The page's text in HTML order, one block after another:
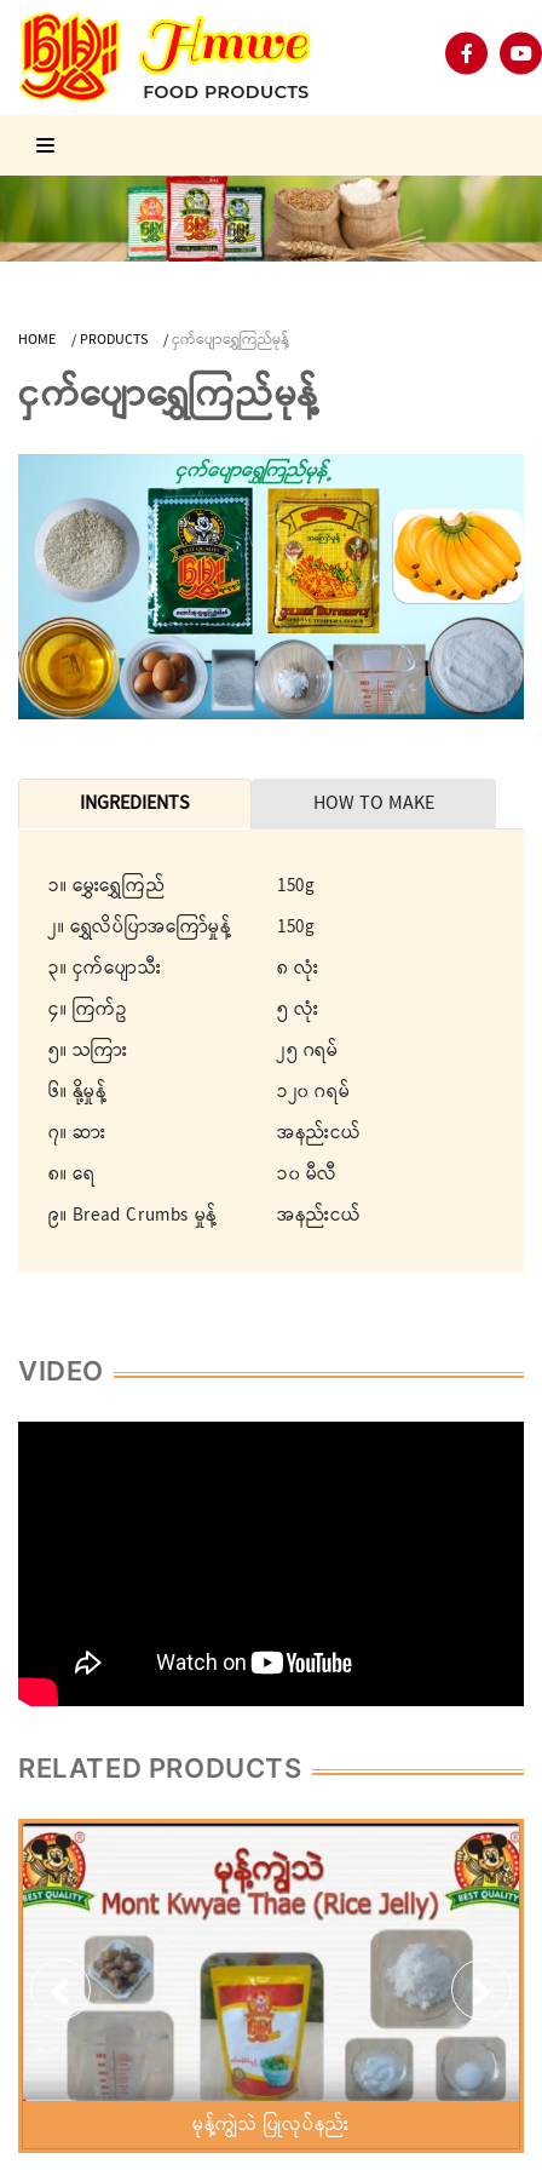
HOME / PRODUCTS /ငှက်ပျောရွှေကြည်မုန့်
ငှက်ပျောရွှေကြည်မုန့်
INGREDIENTS HOW TO MAKE
၁။ မွှေးရွှေကြည်
150g
၂။ ရွှေလိပ်ပြာအကြော်မှုန့်
150g
၃။ ငှက်ပျောသီး
၈ လုံး
၄။ ကြက်ဥ
၅ လုံး
၅။ သကြား
၂၅ ဂရမ်
၆။ နို့မှုန့်
၁၂၀ ဂရမ်
၇။ ဆား
အနည်းငယ်
၈။ ရေ
၁၀ မီလီ
၉။ Bread Crumbs မှုန့်
အနည်းငယ်
VIDEO
RELATED PRODUCTS
မုန့်ကျွဲသဲ ပြုလုပ်နည်း